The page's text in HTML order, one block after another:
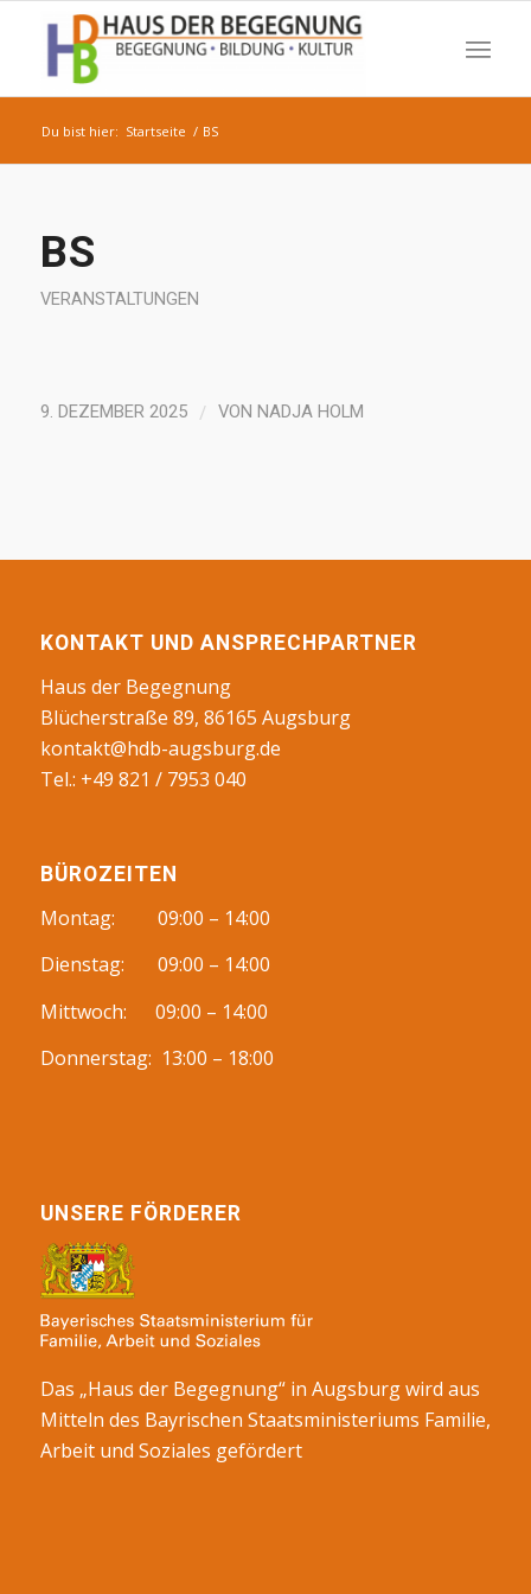
Du bist hier: Startseite / BS
BS
VERANSTALTUNGEN
9. DEZEMBER 2025 / VON NADJA HOLM
KONTAKT UND ANSPRECHPARTNER
Haus der Begegnung
Blücherstraße 89, 86165 Augsburg
kontakt@hdb-augsburg.de
Tel.: +49 821 / 7953 040
BÜROZEITEN
Montag: 09:00 – 14:00
Dienstag: 09:00 – 14:00
Mittwoch: 09:00 – 14:00
Donnerstag: 13:00 – 18:00
UNSERE FÖRDERER
Das „Haus der Begegnung“ in Augsburg wird aus
Mitteln des Bayrischen Staatsministeriums Familie,
Arbeit und Soziales gefördert